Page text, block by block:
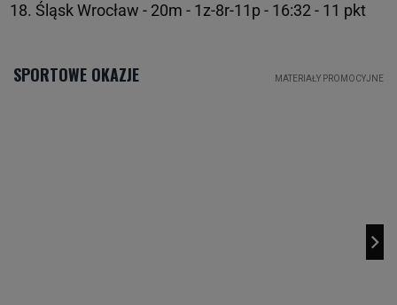
Śląsk Wrocław - 20m - 1z-8r-11p - 16:32 - 11 pkt